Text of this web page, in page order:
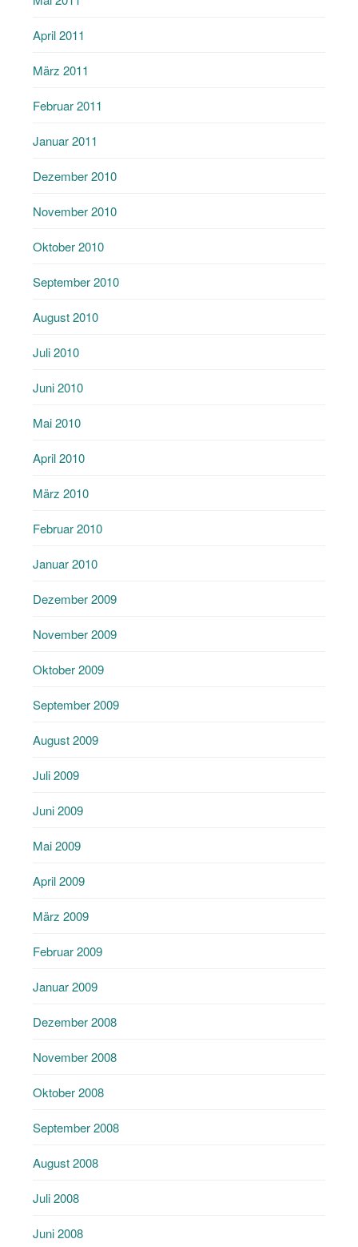
April 2011
März 2011
Februar 2011
Januar 2011
Dezember 2010
November 2010
Oktober 2010
September 2010
August 2010
Juli 2010
Juni 2010
Mai 2010
April 2010
März 2010
Februar 2010
Januar 2010
Dezember 2009
November 2009
Oktober 2009
September 2009
August 2009
Juli 2009
Juni 2009
Mai 2009
April 2009
März 2009
Februar 2009
Januar 2009
Dezember 2008
November 2008
Oktober 2008
September 2008
August 2008
Juli 2008
Juni 2008